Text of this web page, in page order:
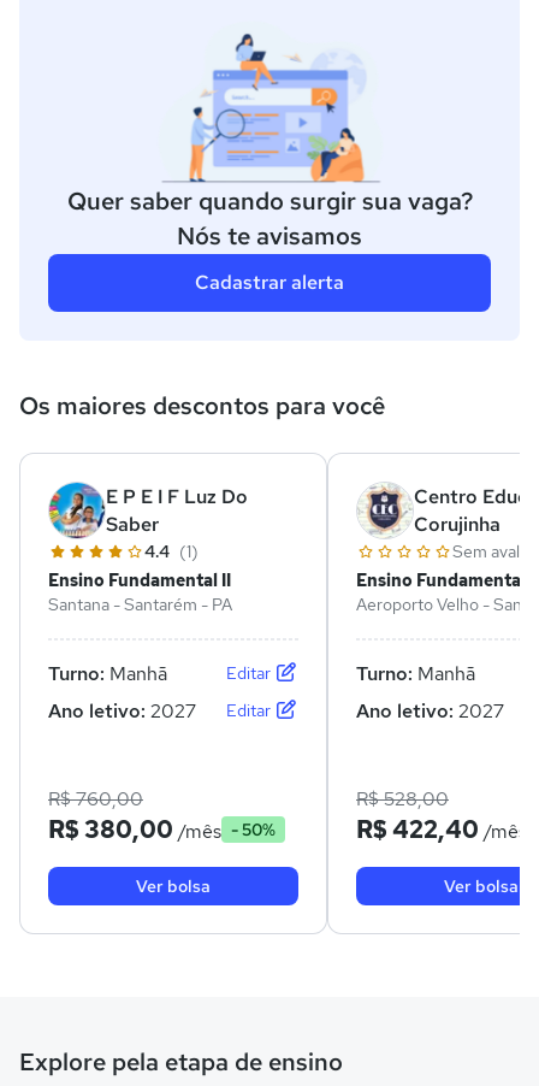
Quer saber quando surgir sua vaga?
Nós te avisamos
Cadastrar alerta
Os maiores descontos para você
E P E I F Luz Do
Saber
4.4 (1)
Ensino Fundamental II
Santana - Santarém - PA
Turno: Manhã Editar
Ano letivo: 2027 Editar
R$ 760,00
R$ 380,00 /mês - 50%
Ver bolsa
Centro
Corujinha
Sem
Ensino Fundamental II
Aeroporto Velho -
Turno: Manhã
Ano letivo: 2027
R$ 528,00
R$ 422,40 /mês
Ver bolsa
Explore pela etapa de ensino